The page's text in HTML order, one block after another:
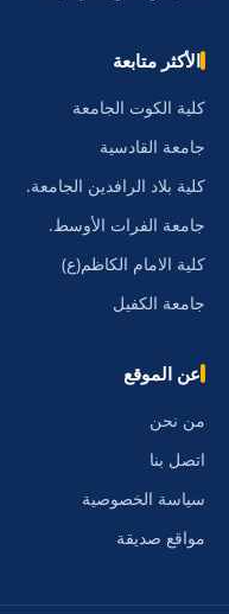
الأكثر متابعة
كلية الكوت الجامعة
جامعة القادسية
كلية بلاد الرافدين الجامعة.
جامعة الفرات الأوسط.
كلية الامام الكاظم(ع)
جامعة الكفيل
عن الموقع
من نحن
اتصل بنا
سياسة الخصوصية
مواقع صديقة